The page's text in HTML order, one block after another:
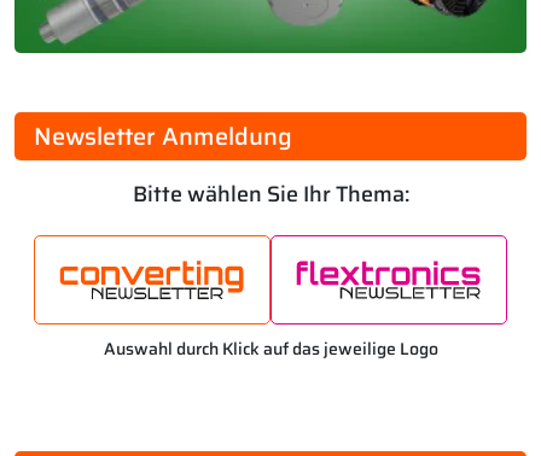
Newsletter Anmeldung
Bitte wählen Sie Ihr Thema:
Auswahl durch Klick auf das jeweilige Logo